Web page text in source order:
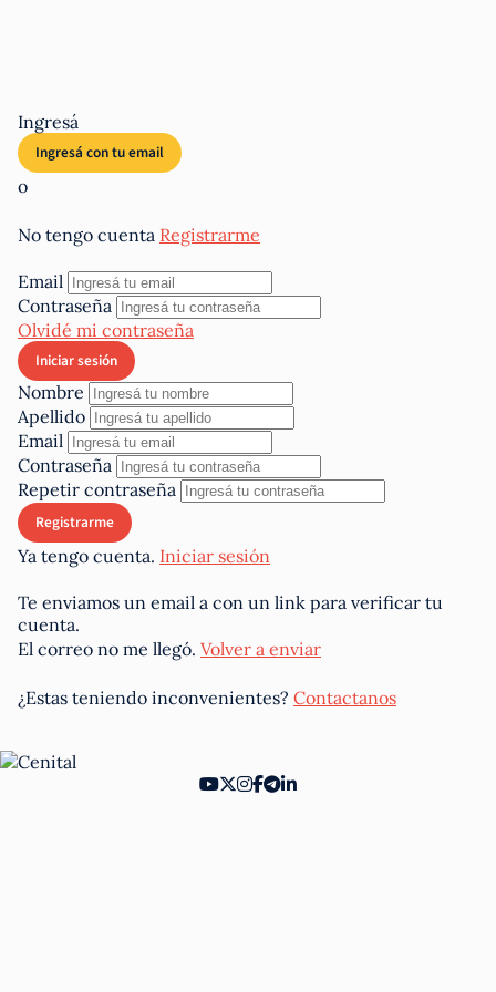
Ingresá
o
No tengo cuenta Registrarme
Email
Contraseña
Olvidé mi contraseña
Nombre
Apellido
Email
Contraseña
Repetir contraseña
Ya tengo cuenta. Iniciar sesión
Te enviamos un email a con un link para verificar tu
cuenta.
El correo no me llegó. Volver a enviar
¿Estas teniendo inconvenientes? Contactanos